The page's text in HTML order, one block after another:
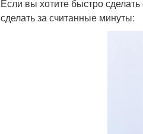
Если вы хотите быстро
сделать за считанные минуты: